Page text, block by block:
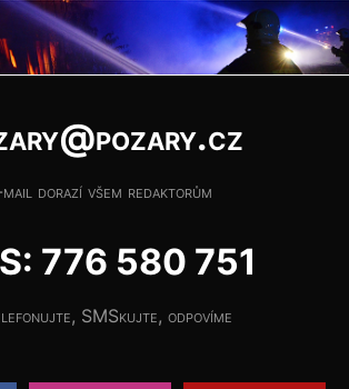
dorazí všem redaktorům
776 580 751
SMSkujte, odpovíme